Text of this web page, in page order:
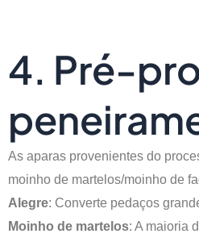
4. Pré-
As aparas provenientes do
moinho de martelos/moinho de
Alegre: Converte pedaços
Moinho de martelos: A maioria